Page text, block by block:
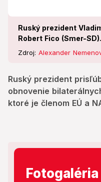
Ruský prezident
Robert Fico (Smer-SD).
Zdroj: Alexander
Ruský prezident
obnovenie
ktoré je členom EÚ a
Fotogaléria